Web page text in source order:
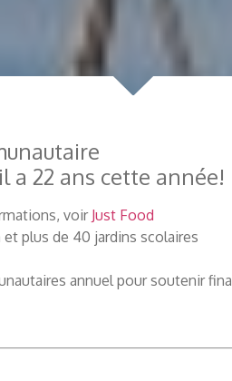
a 22 ans cette année!
voir Just Food
plus de 40 jardins scolaires
annuel pour soutenir